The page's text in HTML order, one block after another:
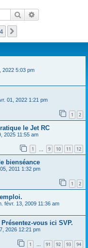
Rechercher
4
2022 5:03 pm
01, 2022 1:21 pm
1 2
le Jet RC
2025 11:55 am
1 9 10 11 12
bienséance
2011 1:32 pm
1 2
févr. 13, 2009 11:36 am
vous ici SVP.
2026 12:21 pm
1 … 91 92 93 94